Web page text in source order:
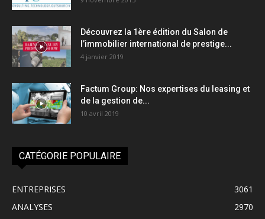
Découvrez la 1ère édition du Salon de
l’immobilier international de prestige...
4 janvier 2019
Factum Group: Nos expertises du leasing et
de la gestion de...
10 avril 2019
CATÉGORIE POPULAIRE
ENTREPRISES
3061
ANALYSES
2970